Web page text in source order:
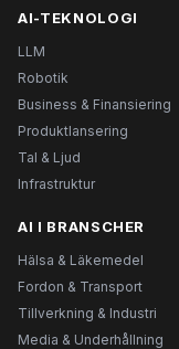
AI-TEKNOLOGI
LLM
Robotik
Business & Finansiering
Produktlansering
Tal & Ljud
Infrastruktur
AI I BRANSCHER
Hälsa & Läkemedel
Fordon & Transport
Tillverkning & Industri
Media & Underhållning